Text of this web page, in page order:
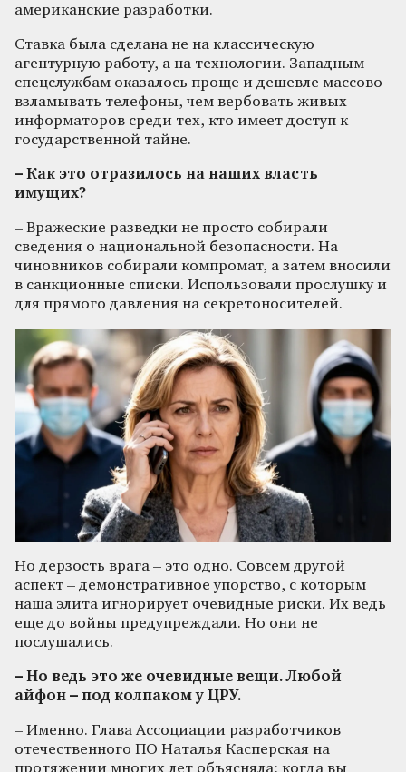
американские разработки.
Ставка была сделана не на классическую
агентурную работу, а на технологии. Западным
спецслужбам оказалось проще и дешевле массово
взламывать телефоны, чем вербовать живых
информаторов среди тех, кто имеет доступ к
государственной тайне.
– Как это отразилось на наших власть
имущих?
– Вражеские разведки не просто собирали
сведения о национальной безопасности. На
чиновников собирали компромат, а затем вносили
в санкционные списки. Использовали прослушку и
для прямого давления на секретоносителей.
Но дерзость врага – это одно. Совсем другой
аспект – демонстративное упорство, с которым
наша элита игнорирует очевидные риски. Их ведь
еще до войны предупреждали. Но они не
послушались.
– Но ведь это же очевидные вещи. Любой
айфон – под колпаком у ЦРУ.
– Именно. Глава Ассоциации разработчиков
отечественного ПО Наталья Касперская на
протяжении многих лет объясняла: когда вы